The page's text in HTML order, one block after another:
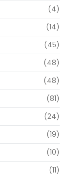
(4)
(14)
(45)
(48)
(48)
(81)
(24)
(19)
(10)
(11)